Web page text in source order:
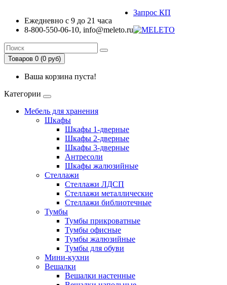
Ежедневно с 9 до 21 часа
8-800-550-06-10, info@meleto.ru
Запрос КП
Товаров 0 (0 pуб)
Ваша корзина пуста!
Категории
Мебель для хранения
Шкафы
Шкафы 1-дверные
Шкафы 2-дверные
Шкафы 3-дверные
Антресоли
Шкафы жалюзийные
Стеллажи
Стеллажи ЛДСП
Стеллажи металлические
Стеллажи библиотечные
Тумбы
Тумбы прикроватные
Тумбы офисные
Тумбы жалюзийные
Тумбы для обуви
Мини-кухни
Вешалки
Вешалки настенные